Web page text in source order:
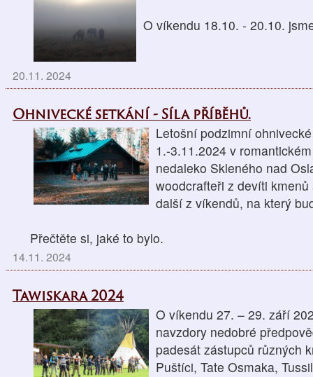
O víkendu 18.10. - 20.10.
20.11. 2024
Ohnivecké setkání - Síla příběhů.
Letošní podzimní
1.-3.11.2024 v
nedaleko Skleného nad
woodcrafteři z devíti
další z víkendů, na který
Přečtěte si, jaké to bylo.
14.11. 2024
Tawiskara 2024
O víkendu 27. – 29. září
navzdory nedobré
padesát zástupců různých
Puštíci, Tate Osmaka,